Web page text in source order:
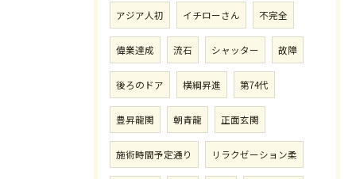
アジア人初 イチローさん 不完全
偉業達成 流石 シャッター 故障
後ろのドア 横綱昇進 第74代
豊昇龍関 朝青龍 正面玄関
施術時間予定通り リラクゼーション柔